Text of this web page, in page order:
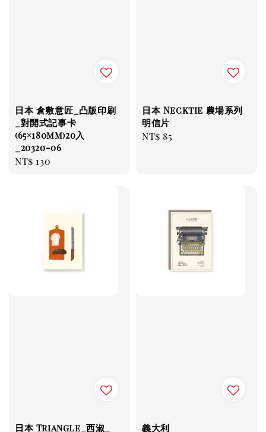
日本 倉敷意匠_凸版印刷
_對開式記事卡
(65×180mm)20入
_20320-06
Regular
NT$ 130
日本 Necktie 農場系列
明信片
Regular
NT$ 85
日本 Triangle_西淑_
義大利